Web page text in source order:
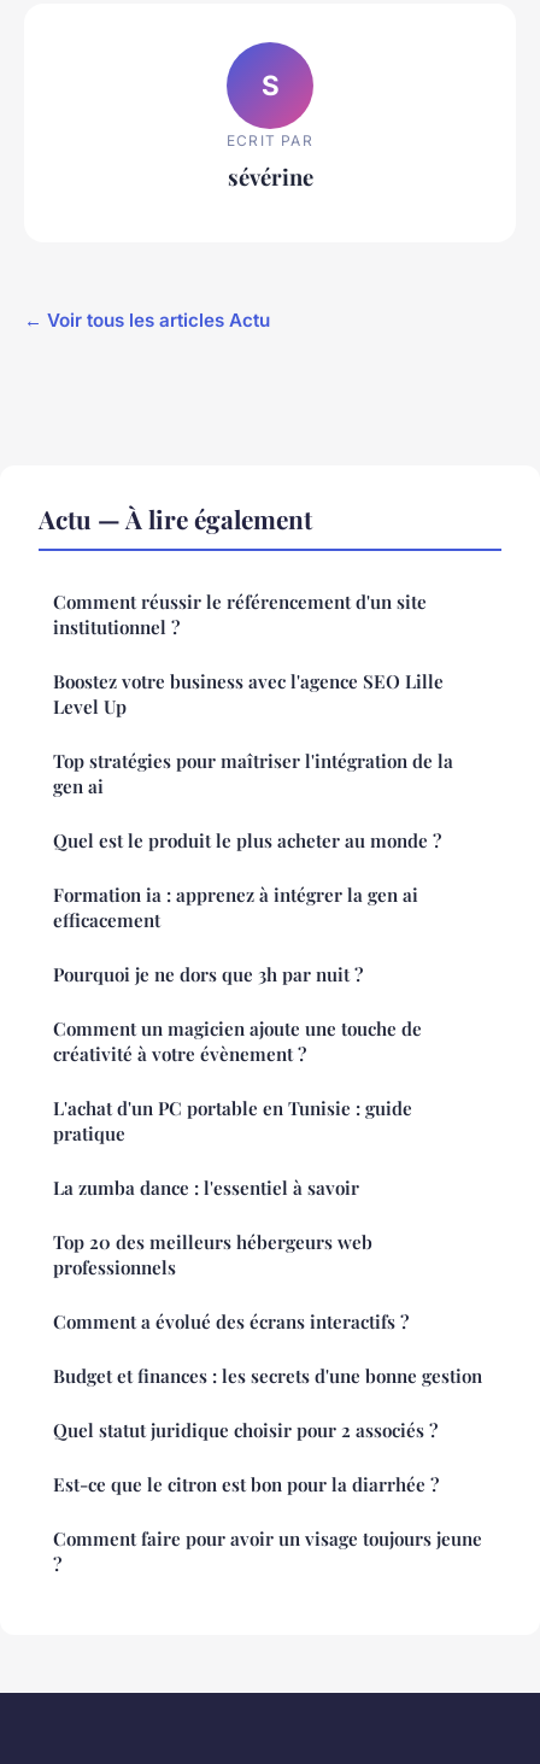
S
ECRIT PAR
sévérine
← Voir tous les articles Actu
Actu — À lire également
Comment réussir le référencement d'un site
institutionnel ?
Boostez votre business avec l'agence SEO Lille
Level Up
Top stratégies pour maîtriser l'intégration de la
gen ai
Quel est le produit le plus acheter au monde ?
Formation ia : apprenez à intégrer la gen ai
efficacement
Pourquoi je ne dors que 3h par nuit ?
Comment un magicien ajoute une touche de
créativité à votre évènement ?
L'achat d'un PC portable en Tunisie : guide
pratique
La zumba dance : l'essentiel à savoir
Top 20 des meilleurs hébergeurs web
professionnels
Comment a évolué des écrans interactifs ?
Budget et finances : les secrets d'une bonne gestion
Quel statut juridique choisir pour 2 associés ?
Est-ce que le citron est bon pour la diarrhée ?
Comment faire pour avoir un visage toujours jeune
?